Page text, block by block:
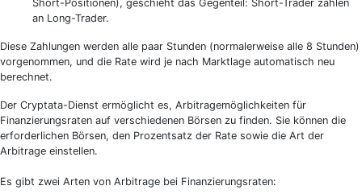
Short-Positionen), geschieht das Gegenteil: Short-Trader zahlen
an Long-Trader.
Diese Zahlungen werden alle paar Stunden (normalerweise alle 8 Stunden)
vorgenommen, und die Rate wird je nach Marktlage automatisch neu
berechnet.
Der Cryptata-Dienst ermöglicht es, Arbitragemöglichkeiten für
Finanzierungsraten auf verschiedenen Börsen zu finden. Sie können die
erforderlichen Börsen, den Prozentsatz der Rate sowie die Art der
Arbitrage einstellen.
Es gibt zwei Arten von Arbitrage bei Finanzierungsraten: